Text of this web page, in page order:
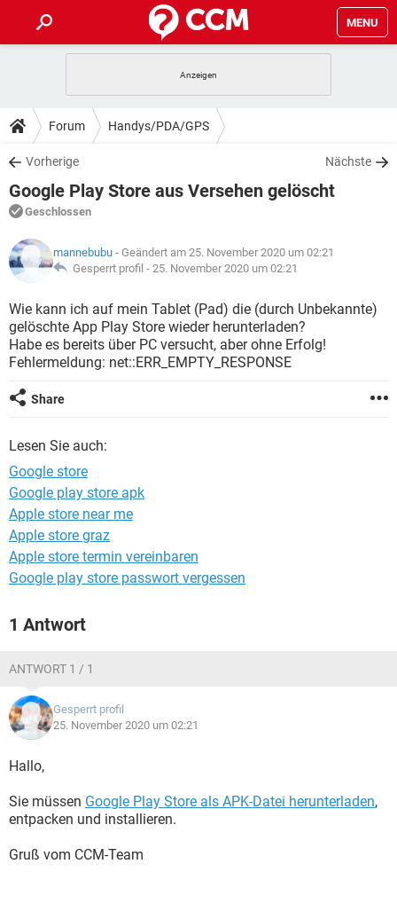
MENU
ANDROID IOS
WINDOWS 10
WHATSAPP TIKTOK
FACEBOOK
TIPPS & TRICKS
SPIELE STREAMING
WINDOWS 10
WHATSAPP
FACEBOOK HARDWARE
DOWNLOADS
SPIELE STREAMING
ANDROID
WINDOWS 10 INSTAGRAM
WHATSAPP
FACEBOOK HARDWARE
FORUM
SPIELE
ANDROID IOS
WHATSAPP TIKTOK
FACEBOOK HARDWARE
LEXIKON
SPIELE
ANDROID IOS
WINDOWS 10 INSTAGRAM
TIKTOK
FACEBOOK
Forum Handys/PDA/GPS
Vorherige Nächste
Google Play Store aus Versehen gelöscht
Geschlossen
mannebubu - Geändert am 25. November 2020 um 02:21
Gesperrt profil - 25. November 2020 um 02:21
Wie kann ich auf mein Tablet (Pad) die (durch Unbekannte)
gelöschte App Play Store wieder herunterladen?
Habe es bereits über PC versucht, aber ohne Erfolg!
Fehlermeldung: net::ERR_EMPTY_RESPONSE
Share
Lesen Sie auch:
Google store
Google play store apk
Apple store near me
Apple store graz
Apple store termin vereinbaren
Google play store passwort vergessen
1 Antwort
ANTWORT 1 / 1
Gesperrt profil
25. November 2020 um 02:21
Hallo,
Sie müssen Google Play Store als APK-Datei herunterladen,
entpacken und installieren.
Gruß vom CCM-Team